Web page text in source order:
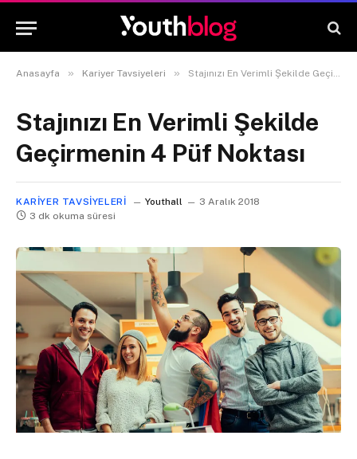
Anasayfa » Kariyer Tavsiyeleri » Stajınızı En Verimli Şekilde Geçirmenin 4 Püf Noktası
Stajınızı En Verimli Şekilde
Geçirmenin 4 Püf Noktası
KARIYER TAVSIYELERI Youthall
3 Aralık 2018
3 dk okuma süresi